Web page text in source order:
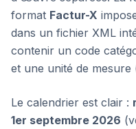
format Factur-X
dans un fichier XML
contenir un code
et une unité de mesure
Le calendrier est clair :
1er septembre 2026